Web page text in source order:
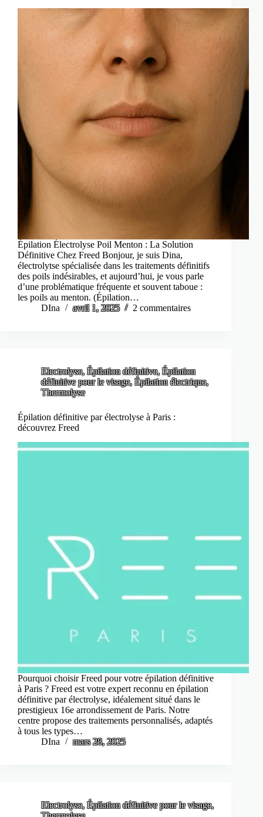
Épilation Électrolyse Poil Menton : La Solution
Définitive Chez Freed Bonjour, je suis Dina,
électrolytse spécialisée dans les traitements définitifs
des poils indésirables, et aujourd’hui, je vous parle
d’une problématique fréquente et souvent taboue :
les poils au menton. (Épilation…
DIna
avril 1, 2025 2 commentaires
Electrolyse,Épilation définitive,Épilation
définitive pour le visage,Épilation électrique,
Thermolyse
Épilation définitive par électrolyse à Paris :
découvrez Freed
Pourquoi choisir Freed pour votre épilation définitive
à Paris ? Freed est votre expert reconnu en épilation
définitive par électrolyse, idéalement situé dans le
prestigieux 16e arrondissement de Paris. Notre
centre propose des traitements personnalisés, adaptés
à tous les types…
DIna
mars 28, 2025
Electrolyse,Épilation définitive pour le visage,